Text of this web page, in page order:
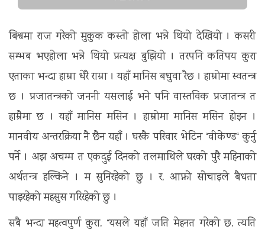
बिश्वमा राज गरेको मुकुक कस्तो होला भन्ने थियो देखियो । कसरी
सम्भब भएहोला भन्ने थियो प्रत्यक्ष बुझियो । तरपनि कतिपय कुरा
एताका भन्दा हाम्रा धेरै राम्रा । यहाँ मानिस बधुवा रैछ । हाम्रोमा स्वतन्त्र
छ । प्रजातन्त्रको जननी यसलाई भने पनि वास्तविक प्रजातन्त्र त
हाम्रैमा छ । यहाँ मानिस मसिन । हाम्रोमा मानिस मसिन होइन ।
मानवीय अन्तरक्रिया नै छैन यहाँ । घरकै परिवार भेटिन “वीकेण्ड“ कुर्नु
पर्ने । अझ अचम्म त एकदुई दिनको तलमाथिले घरको पुरै महिनाको
अर्थतन्त्र हल्किने । म सुनिरहेको छु । र, आफ्नो सोचाइले बैधता
पाइरहेको महसुस गरिरहेको छु ।
सबै भन्दा महत्वपुर्ण कुरा, “यसले यहाँ जति मेहनत गरेको छ, त्यति